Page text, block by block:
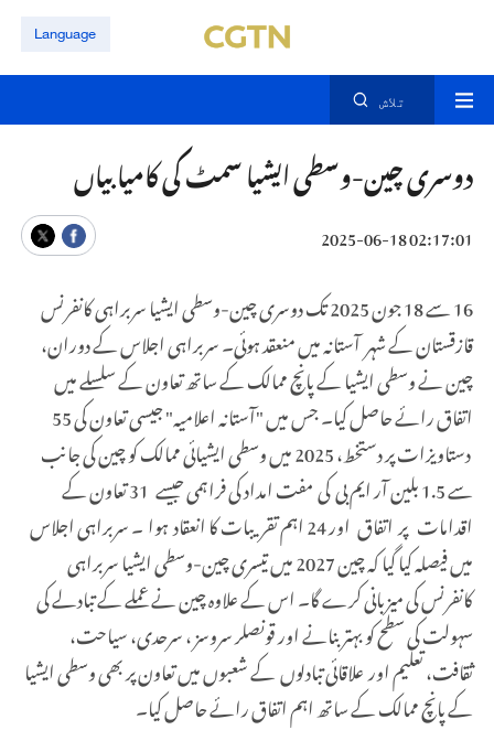
Language
تلاش
دوسری چین-وسطی ایشیا سمٹ کی کامیابیاں
02:17:01 2025-06-18
16 سے 18 جون 2025 تک دوسری چین-وسطی ایشیا سربراہی کانفرنس
قازقستان کے شہر آستانہ میں منعقد ہوئی۔ سربراہی اجلاس کے دوران،
چین نے وسطی ایشیا کے پانچ ممالک کے ساتھ تعاون کے سلسلے میں
دستاویزات پر دستخط، 2025 میں وسطی ایشیائی ممالک کو چین کی جانب
سے 1.5 بلین آر ایم بی کی مفت امداد کی فراہمی جیسے 31 تعاون کے
اقدامات پر اتفاق اور 24 اہم تقریبات کا انعقاد ہوا ۔ سربراہی اجلاس
میں فیصلہ کیا گیا کہ چین 2027 میں تیسری چین-وسطی ایشیا سربراہی
کانفرنس کی میزبانی کرے گا۔ اس کے علاوہ چین نے عملے کے تبادلے کی
سہولت کی سطح کو بہتر بنانے اور قونصلر سروسز ، سرحدی، سیاحت،
ثقافت، تعلیم اور علاقائی تبادلوں کے شعبوں میں تعاون پر بھی وسطی ایشیا
کے پانچ ممالک کے ساتھ اہم اتفاق رائے حاصل کیا۔